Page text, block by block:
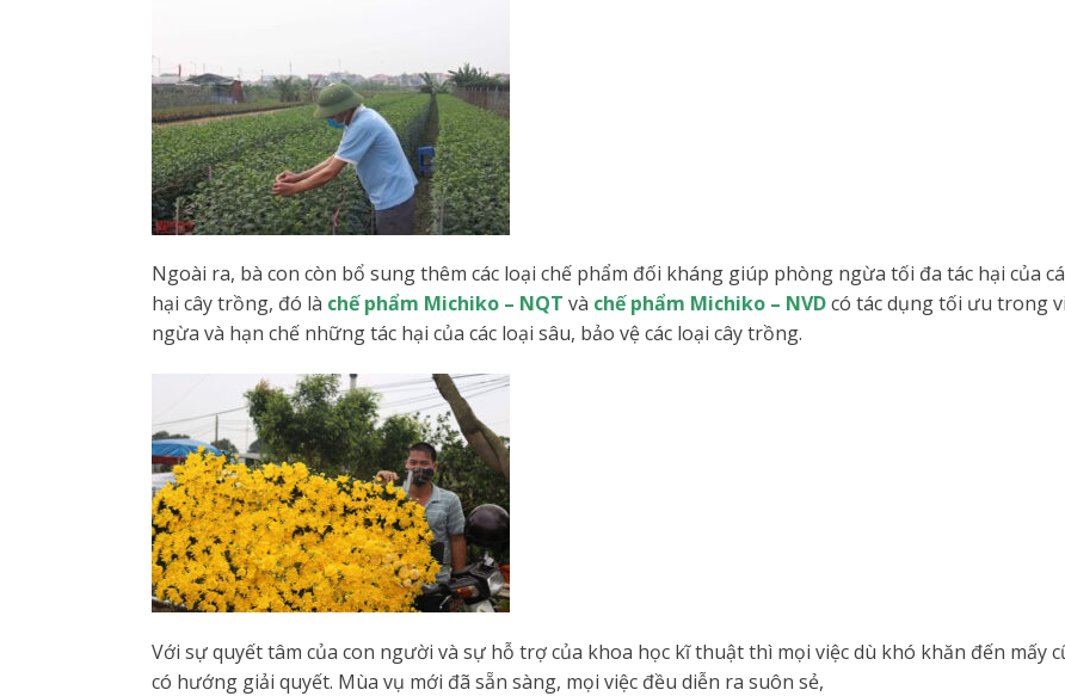
Ngoài ra, bà con còn bổ sung thêm các loại chế phẩm đối kháng giúp phòng ngừa tối đa tác hại của
hại cây trồng, đó là chế phẩm Michiko – NQT và chế phẩm Michiko – NVDcó tác dụng tối ưu trong
ngừa và hạn chế những tác hại của các loại sâu, bảo vệ các loại cây trồng.
Với sự quyết tâm của con người và sự hỗ trợ của khoa học kĩ thuật thì mọi việc dù khó khăn đến mấy
có hướng giải quyết. Mùa vụ mới đã sẵn sàng, mọi việc đều diễn ra suôn sẻ,